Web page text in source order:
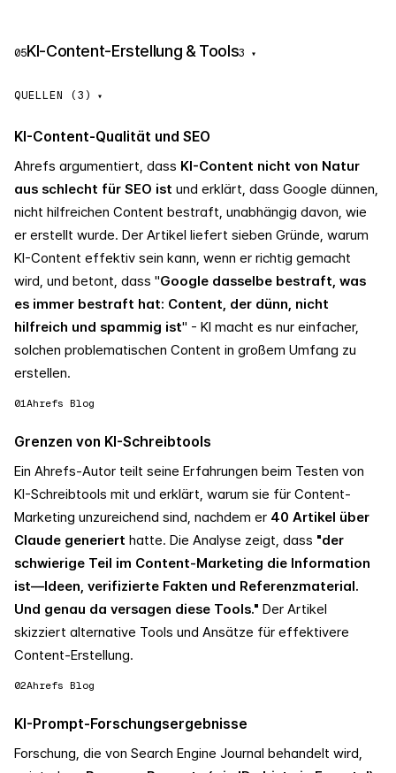
05KI-Content-Erstellung & Tools3 ▾
QUELLEN (3)
KI-Content-Qualität und SEO
Ahrefs argumentiert, dass KI-Content nicht von Natur
aus schlecht für SEO ist und erklärt, dass Google dünnen,
nicht hilfreichen Content bestraft, unabhängig davon, wie
er erstellt wurde. Der Artikel liefert sieben Gründe, warum
KI-Content effektiv sein kann, wenn er richtig gemacht
wird, und betont, dass "Google dasselbe bestraft, was
es immer bestraft hat: Content, der dünn, nicht
hilfreich und spammig ist" - KI macht es nur einfacher,
solchen problematischen Content in großem Umfang zu
erstellen.
01Ahrefs Blog
Grenzen von KI-Schreibtools
Ein Ahrefs-Autor teilt seine Erfahrungen beim Testen von
KI-Schreibtools mit und erklärt, warum sie für Content-
Marketing unzureichend sind, nachdem er 40 Artikel über
Claude generiert hatte. Die Analyse zeigt, dass "der
schwierige Teil im Content-Marketing die Information
ist—Ideen, verifizierte Fakten und Referenzmaterial.
Und genau da versagen diese Tools." Der Artikel
skizziert alternative Tools und Ansätze für effektivere
Content-Erstellung.
02Ahrefs Blog
KI-Prompt-Forschungsergebnisse
Forschung, die von Search Engine Journal behandelt wird,